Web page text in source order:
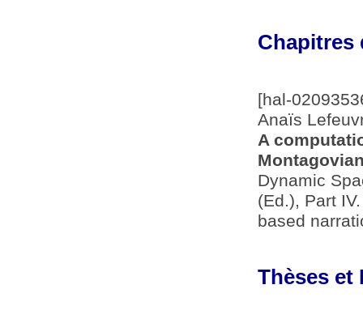
Chapitres
[hal-
Anaïs
A
Dynamic
(Ed.), Part
based
Thèses et